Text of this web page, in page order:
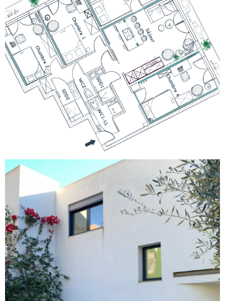
Voir le projet
Extension et modernisation d'une villa
de luxe
Voir le projet